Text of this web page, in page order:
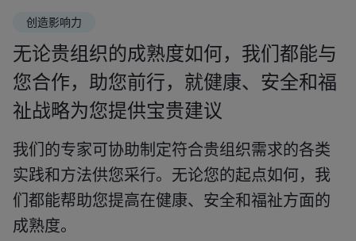
创造影响力
无论贵组织的成熟度如何，我们都能与
您合作，助您前行，就健康、安全和福
祉战略为您提供宝贵建议
我们的专家可协助制定符合贵组织需求的各类
实践和方法供您采行。无论您的起点如何，我
们都能帮助您提高在健康、安全和福祉方面的
成熟度。